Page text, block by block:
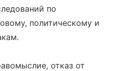
по
политическому и
отказ от